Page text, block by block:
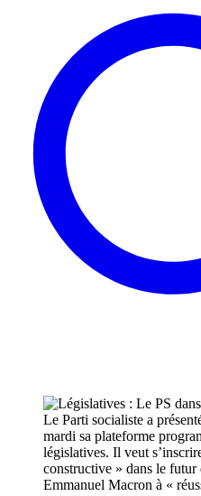
Le Parti socialiste a
mardi sa plateforme
législatives. Il veut
constructive » dans le
Emmanuel Macron à «